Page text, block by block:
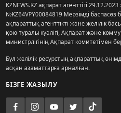
KZNEWS.KZ ақпарат агенттігі
№KZ64VPY00084819 Мерзімді
ақпараттық агенттікті және желілік
қою туралы куәлігі, Ақпарат және
министрлігінің Ақпарат комитетімен
Бұл желілік ресурстың ақпараттық
асқан азаматтарға арналған.
БІЗГЕ ЖАЗЫЛУ